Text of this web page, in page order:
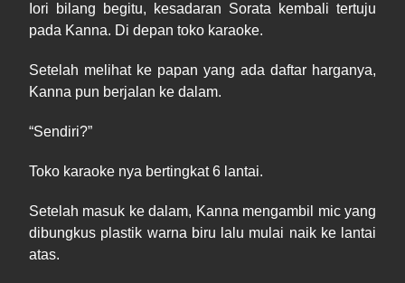
Iori bilang begitu, kesadaran Sorata kembali tertuju
pada Kanna. Di depan toko karaoke.
Setelah melihat ke papan yang ada daftar harganya,
Kanna pun berjalan ke dalam.
“Sendiri?”
Toko karaoke nya bertingkat 6 lantai.
Setelah masuk ke dalam, Kanna mengambil mic yang
dibungkus plastik warna biru lalu mulai naik ke lantai
atas.